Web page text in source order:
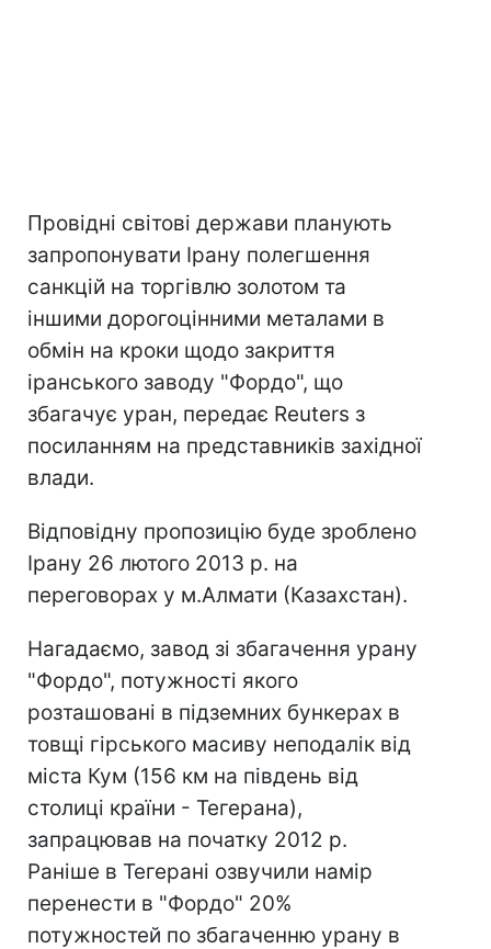
Провідні світові держави планують
запропонувати Ірану полегшення
санкцій на торгівлю золотом та
іншими дорогоцінними металами в
обмін на кроки щодо закриття
іранського заводу "Фордо", що
збагачує уран, передає Reuters з
посиланням на представників західної
влади.
Відповідну пропозицію буде зроблено
Ірану 26 лютого 2013 р. на
переговорах у м.Алмати (Казахстан).
Нагадаємо, завод зі збагачення урану
"Фордо", потужності якого
розташовані в підземних бункерах в
товщі гірського масиву неподалік від
міста Кум (156 км на південь від
столиці країни - Тегерана),
запрацював на початку 2012 р.
Раніше в Тегерані озвучили намір
перенести в "Фордо" 20%
потужностей по збагаченню урану в